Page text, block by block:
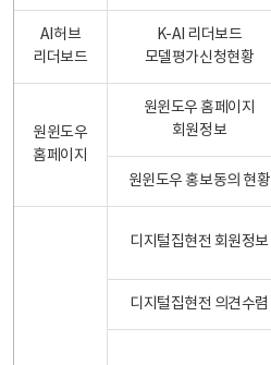
AI허브
리더보드
K-AI 리더보드
모델평가신청현황
원윈도우
홈페이지
원윈도우 홈페이지
회원정보
원윈도우 홍보동의 현황
디지털집현전 회원정보
디지털집현전 의견수렴